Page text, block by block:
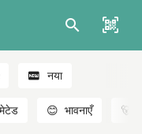
नया
😊 भावनाएँ 🐻